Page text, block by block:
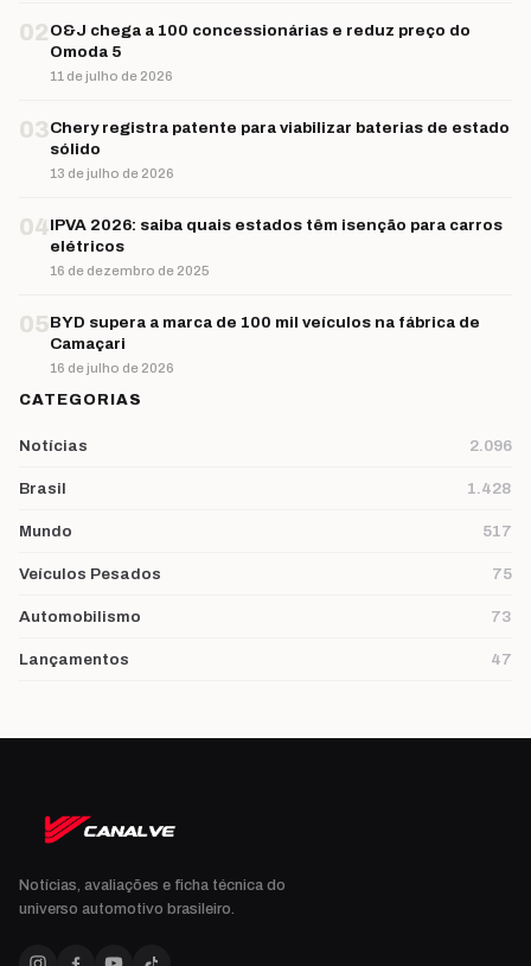
02 O&J chega a 100 concessionárias e reduz preço do
Omoda 5
11 de julho de 2026
03Chery registra patente para viabilizar baterias de estado
sólido
13 de julho de 2026
04IPVA 2026: saiba quais estados têm isenção para carros
elétricos
16 de dezembro de 2025
05BYD supera a marca de 100 mil veículos na fábrica de
Camaçari
16 de julho de 2026
CATEGORIAS
Notícias 2.096
Brasil 1.428
Mundo 517
Veículos Pesados 75
Automobilismo 73
Lançamentos 47
Notícias, avaliações e ficha técnica do
universo automotivo brasileiro.